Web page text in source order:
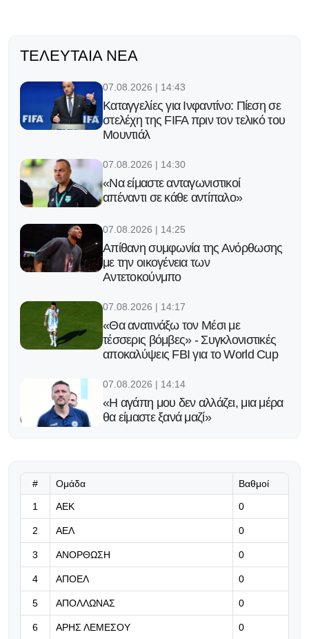
ΤΕΛΕΥΤΑΊΑ ΝΈΑ
07.08.2026 | 14:43
Καταγγελίες για Ινφαντίνο: Πίεση σε
στελέχη της FIFA πριν τον τελικό του
Μουντιάλ
07.08.2026 | 14:30
«Να είμαστε ανταγωνιστικοί
απέναντι σε κάθε αντίπαλο»
07.08.2026 | 14:25
Απίθανη συμφωνία της Ανόρθωσης
με την οικογένεια των
Αντετοκούνμπο
07.08.2026 | 14:17
«Θα ανατινάξω τον Μέσι με
τέσσερις βόμβες» - Συγκλονιστικές
αποκαλύψεις FBI για το World Cup
07.08.2026 | 14:14
«Η αγάπη μου δεν αλλάζει, μια μέρα
θα είμαστε ξανά μαζί»
επετειακό σήμα μας»
Η Άντερλεχτ έβαλε τέλος σε ένα
αήττητο 17 ετών του ΠΑΟΚ
# Ομάδα Βαθμοί
1 ΑΕΚ 0
2 ΑΕΛ 0
3 ΑΝΟΡΘΩΣΗ 0
4 ΑΠΟΕΛ 0
5 ΑΠΟΛΛΩΝΑΣ 0
6 ΑΡΗΣ ΛΕΜΕΣΟΥ 0